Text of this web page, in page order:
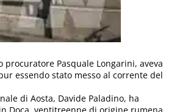
Pasquale Longarini, aveva
essendo stato messo al corrente del
di Aosta, Davide Paladino, ha
Doca, ventitreenne di origine rumena.